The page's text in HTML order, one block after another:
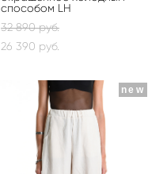
способом LH
32 890 pуб.
26 390 pуб.
new